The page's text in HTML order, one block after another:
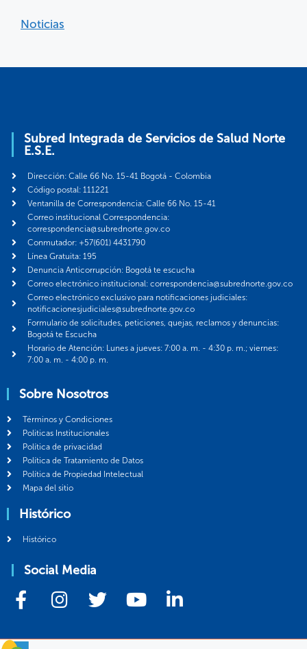
Noticias
Subred Integrada de Servicios de Salud Norte
E.S.E.
Dirección: Calle 66 No. 15-41 Bogotá - Colombia
Código postal: 111221
Ventanilla de Correspondencia: Calle 66 No. 15-41
Correo institucional Correspondencia:
correspondencia@subrednorte.gov.co
Conmutador: +57(601) 4431790
Línea Gratuita: 195
Denuncia Anticorrupción: Bogotá te escucha
Correo electrónico institucional: correspondencia@subrednorte.gov.co
Correo electrónico exclusivo para notificaciones judiciales:
notificacionesjudiciales@subrednorte.gov.co
Formulario de solicitudes, peticiones, quejas, reclamos y denuncias:
Bogotá te Escucha
Horario de Atención: Lunes a jueves: 7:00 a. m. - 4:30 p. m.; viernes:
7:00 a. m. - 4:00 p. m.
Sobre Nosotros
Términos y Condiciones
Politicas Institucionales
Política de privacidad
Política de Tratamiento de Datos
Política de Propiedad Intelectual
Mapa del sitio
Histórico
Histórico
Social Media